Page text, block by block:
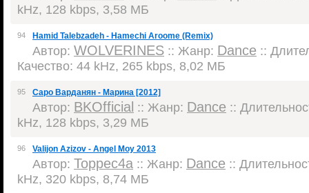
kHz, 128 kbps, 3,58 МБ
94 Hamid Talebzadeh - Hamechi Aroome (Remix)
Автор: WOLVERINES :: Жанр: Dance ::
Качество: 44 kHz, 265 kbps, 8,02 МБ
95 Саро Варданян - Марина [2012]
Автор: BKOfficial :: Жанр: Dance ::
kHz, 128 kbps, 3,29 МБ
96 Valijon Azizov - Angel Moy 2013
Автор: Торрес4а :: Жанр: Dance ::
kHz, 320 kbps, 8,74 МБ